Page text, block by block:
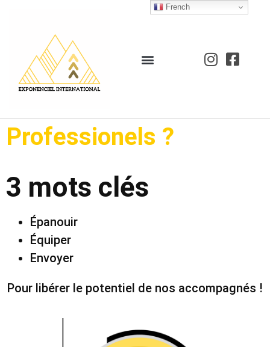
Professionels ?
3 mots clés
Épanouir
Équiper
Envoyer
Pour libérer le potentiel de nos accompagnés !
French